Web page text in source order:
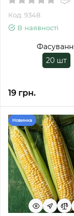
Код: 9348
В наявності
20 шт
19 грн.
Новинка